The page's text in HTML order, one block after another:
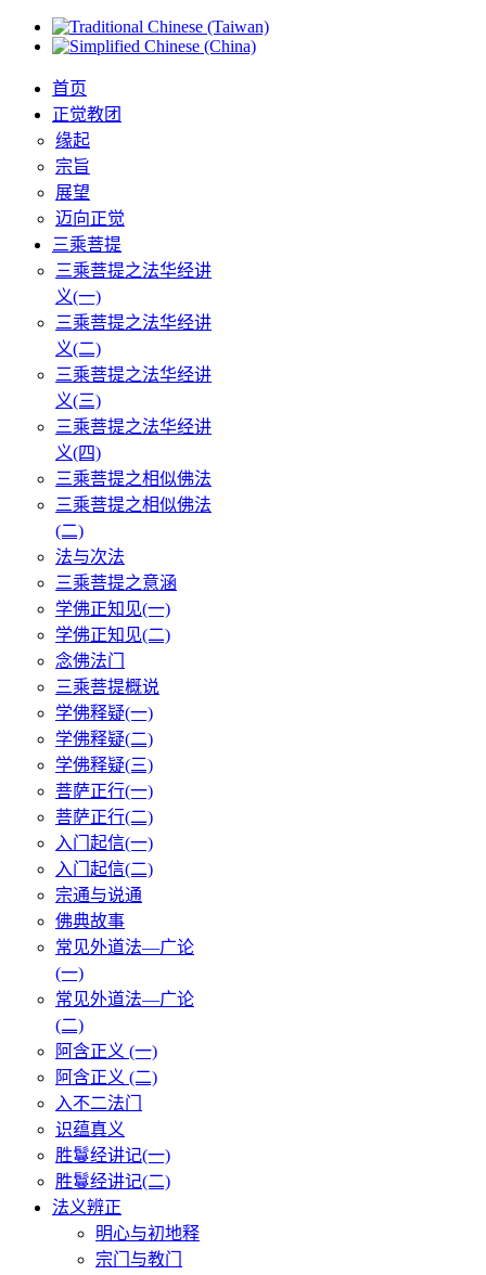
首页
正觉教团
缘起
宗旨
展望
迈向正觉
三乘菩提
三乘菩提之法华经讲
义(一)
三乘菩提之法华经讲
义(二)
三乘菩提之法华经讲
义(三)
三乘菩提之法华经讲
义(四)
三乘菩提之相似佛法
三乘菩提之相似佛法
(二)
法与次法
三乘菩提之意涵
学佛正知见(一)
学佛正知见(二)
念佛法门
三乘菩提概说
学佛释疑(一)
学佛释疑(二)
学佛释疑(三)
菩萨正行(一)
菩萨正行(二)
入门起信(一)
入门起信(二)
宗通与说通
佛典故事
常见外道法—广论
(一)
常见外道法—广论
(二)
阿含正义 (一)
阿含正义 (二)
入不二法门
识蕴真义
胜鬘经讲记(一)
胜鬘经讲记(二)
法义辨正
明心与初地释
宗门与教门